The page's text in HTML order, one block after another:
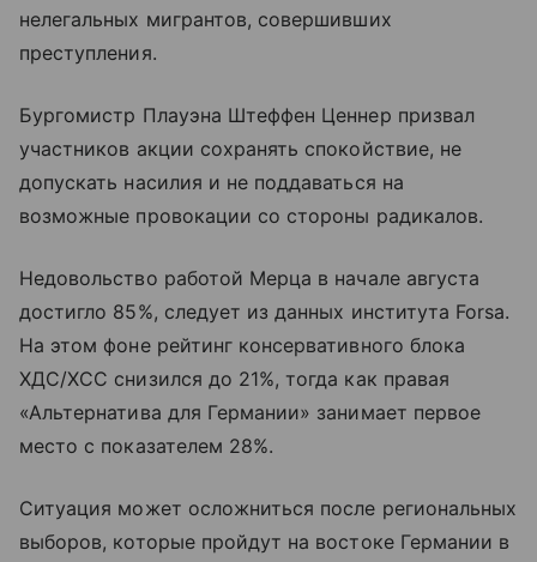
нелегальных мигрантов, совершивших
преступления.
Бургомистр Плауэна Штеффен Ценнер призвал
участников акции сохранять спокойствие, не
допускать насилия и не поддаваться на
возможные провокации со стороны радикалов.
Недовольство работой Мерца в начале августа
достигло 85%, следует из данных института Forsa.
На этом фоне рейтинг консервативного блока
ХДС/ХСС снизился до 21%, тогда как правая
«Альтернатива для Германии» занимает первое
место с показателем 28%.
Ситуация может осложниться после региональных
выборов, которые пройдут на востоке Германии в